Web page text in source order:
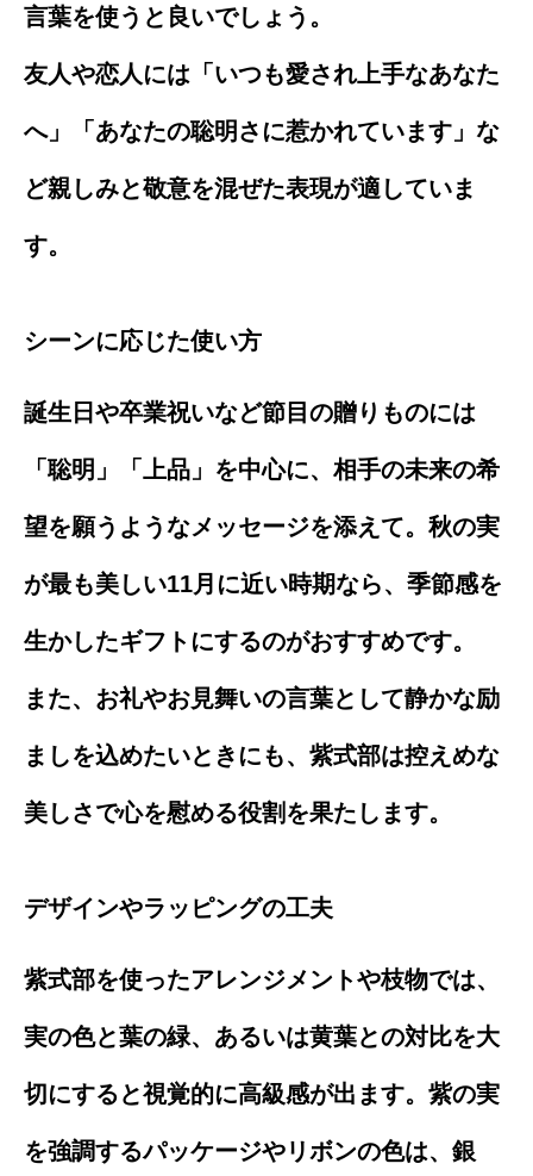
言葉を使うと良いでしょう。
友人や恋人には「いつも愛され上手なあなた
へ」「あなたの聡明さに惹かれています」な
ど親しみと敬意を混ぜた表現が適していま
す。
シーンに応じた使い方
誕生日や卒業祝いなど節目の贈りものには
「聡明」「上品」を中心に、相手の未来の希
望を願うようなメッセージを添えて。秋の実
が最も美しい11月に近い時期なら、季節感を
生かしたギフトにするのがおすすめです。
また、お礼やお見舞いの言葉として静かな励
ましを込めたいときにも、紫式部は控えめな
美しさで心を慰める役割を果たします。
デザインやラッピングの工夫
紫式部を使ったアレンジメントや枝物では、
実の色と葉の緑、あるいは黄葉との対比を大
切にすると視覚的に高級感が出ます。紫の実
を強調するパッケージやリボンの色は、銀